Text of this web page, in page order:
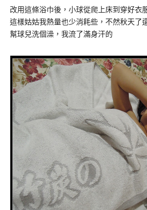
改用這條浴巾後，小球從爬上床到穿好衣
這樣姑姑我熱量也少消耗些，不然秋天了
幫球兒洗個澡，我流了滿身汗的